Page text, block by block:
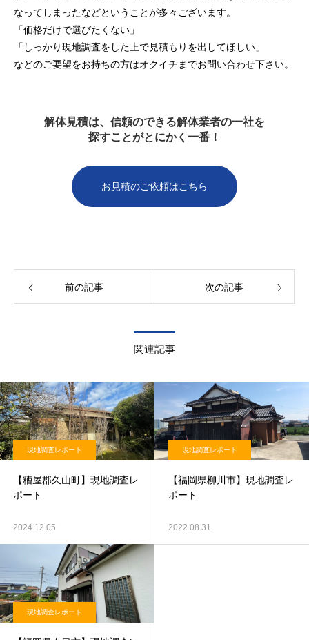
なってしまったなどということが多々ございます。
「価格だけで選びたくない」
「しっかり現地調査をした上で見積もりを出してほしい」
などのご要望をお持ちの方はオクイチまでお問い合わせ下さい。
解体見積は、信頼のできる解体業者の一社を
探すことがとにかく一番！
お見積のご依頼はこちら
前の記事 次の記事
関連記事
現地調査レポート
【糟屋郡久山町】現地調査レ
ポート
2024.12.05
現地調査レポート
【福岡県柳川市】現地調査レ
ポート
2022.08.31
現地調査レポート